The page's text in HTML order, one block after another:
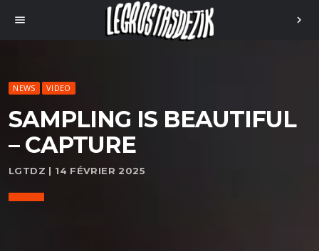
menu chevron_right
NEWS VIDEO
SAMPLING IS BEAUTIFUL
– CAPTURE
LGTDZ | 14 FÉVRIER 2025